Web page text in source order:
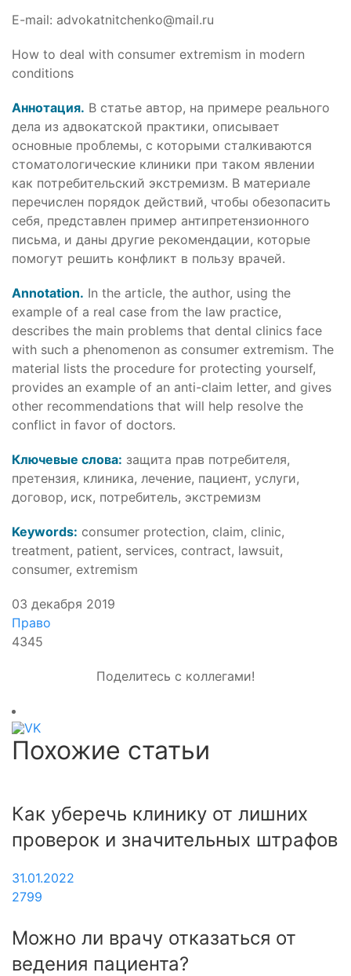
E-mail: advokatnitchenko@mail.ru
How to deal with consumer extremism in modern
conditions
Аннотация. В статье автор, на примере реального
дела из адвокатской практики, описывает
основные проблемы, с которыми сталкиваются
стоматологические клиники при таком явлении
как потребительский экстремизм. В материале
перечислен порядок действий, чтобы обезопасить
себя, представлен пример антипретензионного
письма, и даны другие рекомендации, которые
помогут решить конфликт в пользу врачей.
Annotation. In the article, the author, using the
example of a real case from the law practice,
describes the main problems that dental clinics face
with such a phenomenon as consumer extremism. The
material lists the procedure for protecting yourself,
provides an example of an anti-claim letter, and gives
other recommendations that will help resolve the
conflict in favor of doctors.
Ключевые слова: защита прав потребителя,
претензия, клиника, лечение, пациент, услуги,
договор, иск, потребитель, экстремизм
Keywords: consumer protection, claim, clinic,
treatment, patient, services, contract, lawsuit,
consumer, extremism
03 декабря 2019
Право
4345
Поделитесь с коллегами!
Похожие статьи
Как уберечь клинику от лишних
проверок и значительных штрафов
31.01.2022
2799
Можно ли врачу отказаться от
ведения пациента?